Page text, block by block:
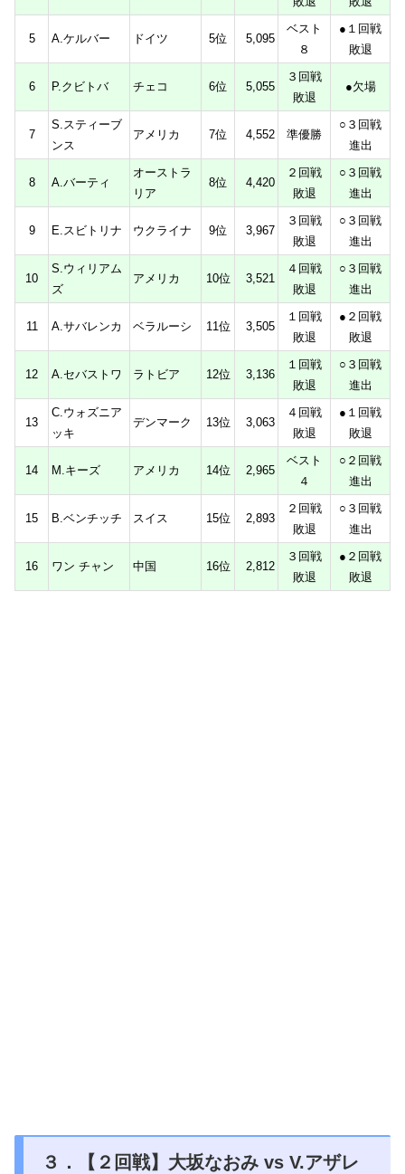
5 A.ケルバー ドイツ 5位 5,095
ベスト
８
●１回戦
敗退
6 P.クビトバ チェコ 6位 5,055
３回戦
敗退
●欠場
7
S.スティーブ
ンス
アメリカ 7位 4,552 準優勝
○３回戦
進出
8 A.バーティ
オーストラ
リア
8位 4,420
２回戦
敗退
○３回戦
進出
9 E.スビトリナ ウクライナ 9位 3,967
３回戦
敗退
○３回戦
進出
10
S.ウィリアム
ズ
アメリカ 10位 3,521
４回戦
敗退
○３回戦
進出
11 A.サバレンカ ベラルーシ 11位 3,505
１回戦
敗退
●２回戦
敗退
12 A.セバストワ ラトビア 12位 3,136
１回戦
敗退
○３回戦
進出
13
C.ウォズニア
ッキ
デンマーク 13位 3,063
４回戦
敗退
●１回戦
敗退
14 M.キーズ アメリカ 14位 2,965
ベスト
４
○２回戦
進出
15 B.ベンチッチ スイス 15位 2,893
２回戦
敗退
○３回戦
進出
16 ワン チャン 中国 16位 2,812
３回戦
敗退
●２回戦
敗退
３．【２回戦】大坂なおみ vs V.アザレ